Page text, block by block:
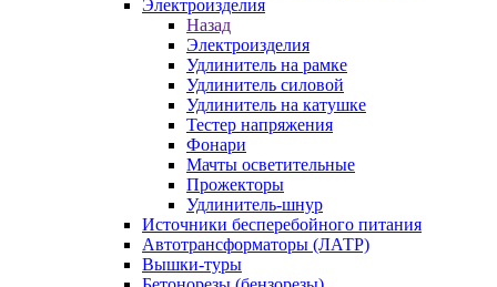
Электроизделия
Назад
Электроизделия
Удлинитель на рамке
Удлинитель силовой
Удлинитель на катушке
Тестер напряжения
Фонари
Мачты осветительные
Прожекторы
Удлинитель-шнур
Источники бесперебойного питания
Автотрансформаторы (ЛАТР)
Вышки-туры